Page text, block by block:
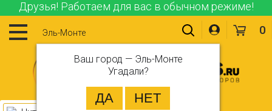
Друзья! Работаем для вас в обычном режиме!
Эль-Монте
Ваш город — Эль-Монте
Угадали?
0